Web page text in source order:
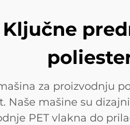
Ključne
za proizvodnju
Naše mašine su
PET vlakna do